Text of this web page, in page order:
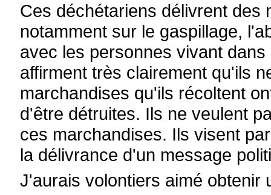
Ces déchétariens délivrent des
notamment sur le gaspillage,
avec les personnes vivant
affirment très clairement qu'ils
marchandises qu'ils récoltent
d'être détruites. Ils ne veulent
ces marchandises. Ils visent
la délivrance d'un message
J'aurais volontiers aimé obtenir